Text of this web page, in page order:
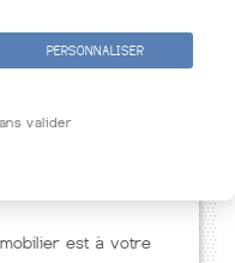
est à votre
PERSONNALISER
valider